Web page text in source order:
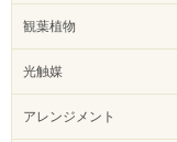
観葉植物
光触媒
アレンジメント